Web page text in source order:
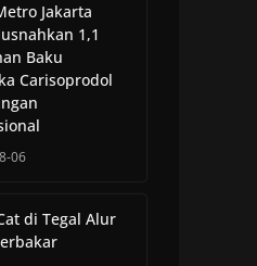
Jakarta
1,1
Baku
Carisoprodol
06
di Tegal Alur